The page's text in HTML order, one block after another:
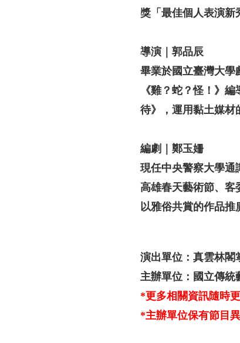
獎「最佳個人表演新
導演｜郭品辰
畢業於國立臺灣大學
《雞？蛇？怪！》
待》，運用黏土媒材
編劇｜鄭玉姍
現任中央警察大學通
高雄春天藝術節、客
以雅俗共賞的作品推
演出單位：真雲林閣
主辦單位：國立傳統
*更多相關資訊隨時
*主辦單位保有節目